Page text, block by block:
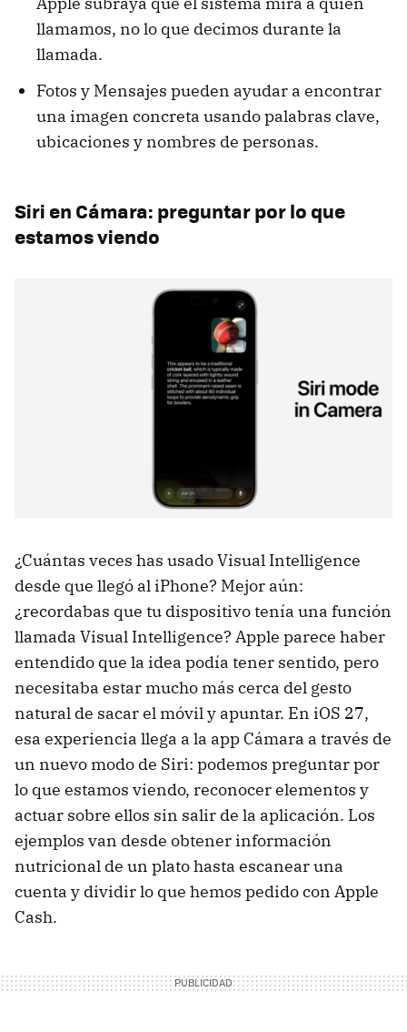
llamamos, no lo que decimos durante la
llamada.
Fotos y Mensajes pueden ayudar a encontrar
una imagen concreta usando palabras clave,
ubicaciones y nombres de personas.
Siri en Cámara: preguntar por lo que
estamos viendo
¿Cuántas veces has usado Visual Intelligence
desde que llegó al iPhone? Mejor aún:
¿recordabas que tu dispositivo tenía una función
llamada Visual Intelligence? Apple parece haber
entendido que la idea podía tener sentido, pero
necesitaba estar mucho más cerca del gesto
natural de sacar el móvil y apuntar. En iOS 27,
esa experiencia llega a la app Cámara a través de
un nuevo modo de Siri: podemos preguntar por
lo que estamos viendo, reconocer elementos y
actuar sobre ellos sin salir de la aplicación. Los
ejemplos van desde obtener información
nutricional de un plato hasta escanear una
cuenta y dividir lo que hemos pedido con Apple
Cash.